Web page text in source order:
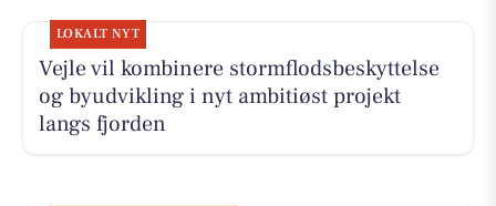
LOKALT NYT
Vejle vil kombinere stormflodsbeskyttelse
og byudvikling i nyt ambitiøst projekt
langs fjorden